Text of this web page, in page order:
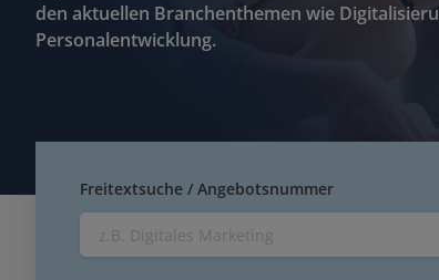
den aktuellen Branchenthemen wie
Personalentwicklung.
Freitextsuche / Angebotsnummer